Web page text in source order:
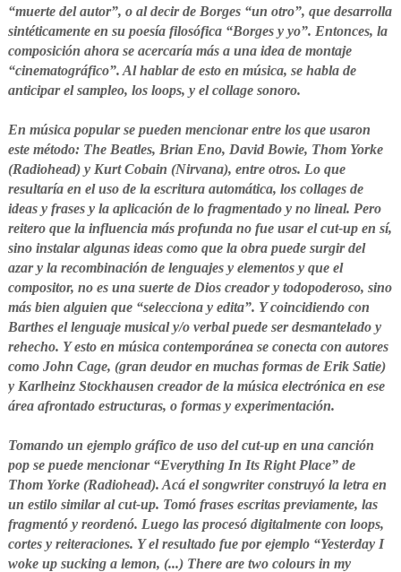
“muerte del autor”, o al decir de Borges “un otro”, que desarrolla
sintéticamente en su poesía filosófica “Borges y yo”. Entonces, la
composición ahora se acercaría más a una idea de montaje
“cinematográfico”. Al hablar de esto en música, se habla de
anticipar el sampleo, los loops, y el collage sonoro.
En música popular se pueden mencionar entre los que usaron
este método: The Beatles, Brian Eno, David Bowie, Thom Yorke
(Radiohead) y Kurt Cobain (Nirvana), entre otros. Lo que
resultaría en el uso de la escritura automática, los collages de
ideas y frases y la aplicación de lo fragmentado y no lineal. Pero
reitero que la influencia más profunda no fue usar el cut-up en sí,
sino instalar algunas ideas como que la obra puede surgir del
azar y la recombinación de lenguajes y elementos y que el
compositor, no es una suerte de Dios creador y todopoderoso, sino
más bien alguien que “selecciona y edita”. Y coincidiendo con
Barthes el lenguaje musical y/o verbal puede ser desmantelado y
rehecho. Y esto en música contemporánea se conecta con autores
como John Cage, (gran deudor en muchas formas de Erik Satie)
y Karlheinz Stockhausen creador de la música electrónica en ese
área afrontado estructuras, o formas y experimentación.
Tomando un ejemplo gráfico de uso del cut-up en una canción
pop se puede mencionar “Everything In Its Right Place” de
Thom Yorke (Radiohead). Acá el songwriter construyó la letra en
un estilo similar al cut-up. Tomó frases escritas previamente, las
fragmentó y reordenó. Luego las procesó digitalmente con loops,
cortes y reiteraciones. Y el resultado fue por ejemplo “Yesterday I
woke up sucking a lemon, (...) There are two colours in my